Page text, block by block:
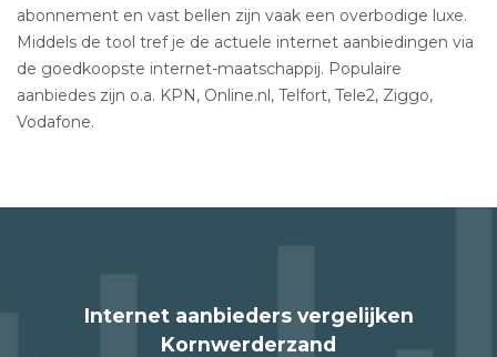
abonnement en vast bellen zijn vaak een overbodige luxe.
Middels de tool tref je de actuele internet aanbiedingen via
de goedkoopste internet-maatschappij. Populaire
aanbiedes zijn o.a. KPN, Online.nl, Telfort, Tele2, Ziggo,
Vodafone.
Internet aanbieders vergelijken
Kornwerderzand